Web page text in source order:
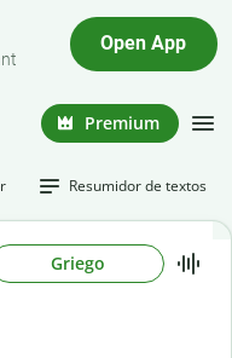
Open App
Premium
Resumidor de textos
Griego